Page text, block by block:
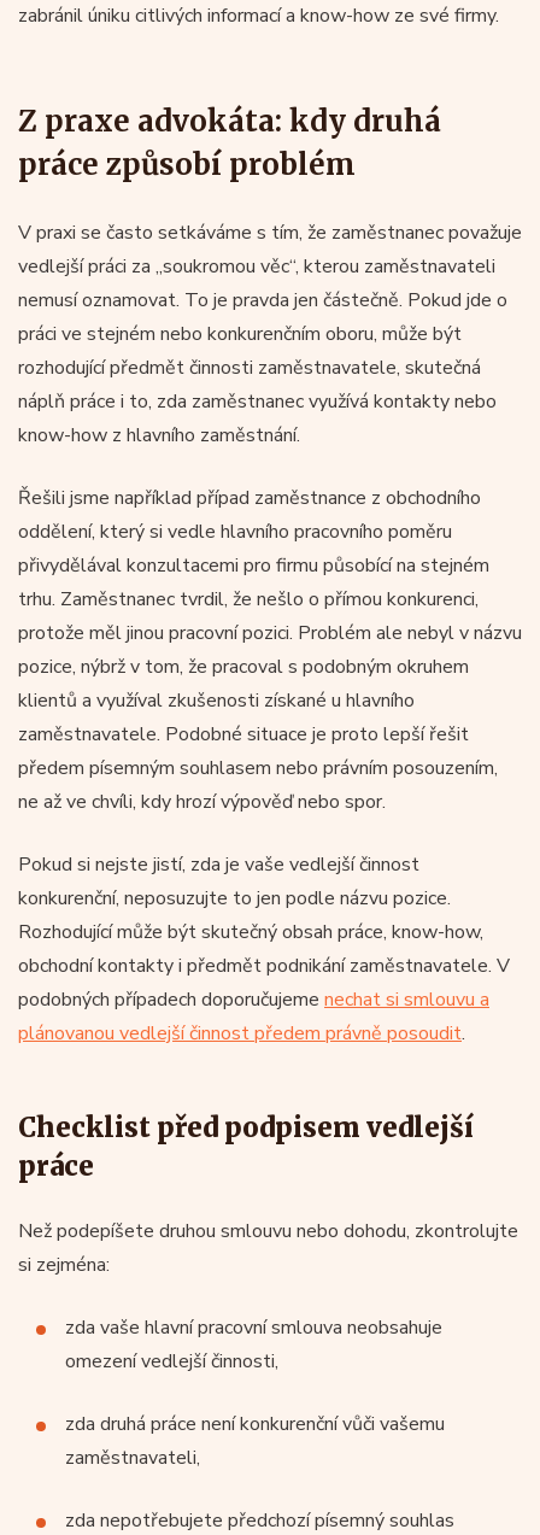
zabránil úniku citlivých informací a know-how ze své firmy.
Z praxe advokáta: kdy druhá
práce způsobí problém
V praxi se často setkáváme s tím, že zaměstnanec považuje
vedlejší práci za „soukromou věc“, kterou zaměstnavateli
nemusí oznamovat. To je pravda jen částečně. Pokud jde o
práci ve stejném nebo konkurenčním oboru, může být
rozhodující předmět činnosti zaměstnavatele, skutečná
náplň práce i to, zda zaměstnanec využívá kontakty nebo
know-how z hlavního zaměstnání.
Řešili jsme například případ zaměstnance z obchodního
oddělení, který si vedle hlavního pracovního poměru
přivydělával konzultacemi pro firmu působící na stejném
trhu. Zaměstnanec tvrdil, že nešlo o přímou konkurenci,
protože měl jinou pracovní pozici. Problém ale nebyl v názvu
pozice, nýbrž v tom, že pracoval s podobným okruhem
klientů a využíval zkušenosti získané u hlavního
zaměstnavatele. Podobné situace je proto lepší řešit
předem písemným souhlasem nebo právním posouzením,
ne až ve chvíli, kdy hrozí výpověď nebo spor.
Pokud si nejste jistí, zda je vaše vedlejší činnost
konkurenční, neposuzujte to jen podle názvu pozice.
Rozhodující může být skutečný obsah práce, know-how,
obchodní kontakty i předmět podnikání zaměstnavatele. V
podobných případech doporučujeme nechat si smlouvu a
plánovanou vedlejší činnost předem právně posoudit.
Checklist před podpisem vedlejší
práce
Než podepíšete druhou smlouvu nebo dohodu, zkontrolujte
si zejména:
zda vaše hlavní pracovní smlouva neobsahuje
omezení vedlejší činnosti,
zda druhá práce není konkurenční vůči vašemu
zaměstnavateli,
zda nepotřebujete předchozí písemný souhlas